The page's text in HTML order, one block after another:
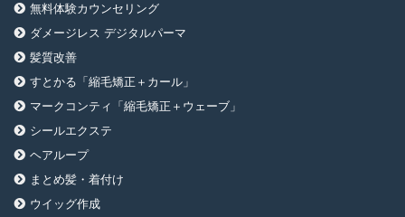
無料体験カウンセリング
ダメージレス デジタルパーマ
髪質改善
すとかる「縮毛矯正＋カール」
マークコンティ「縮毛矯正＋ウェーブ」
シールエクステ
ヘアループ
まとめ髪・着付け
ウイッグ作成